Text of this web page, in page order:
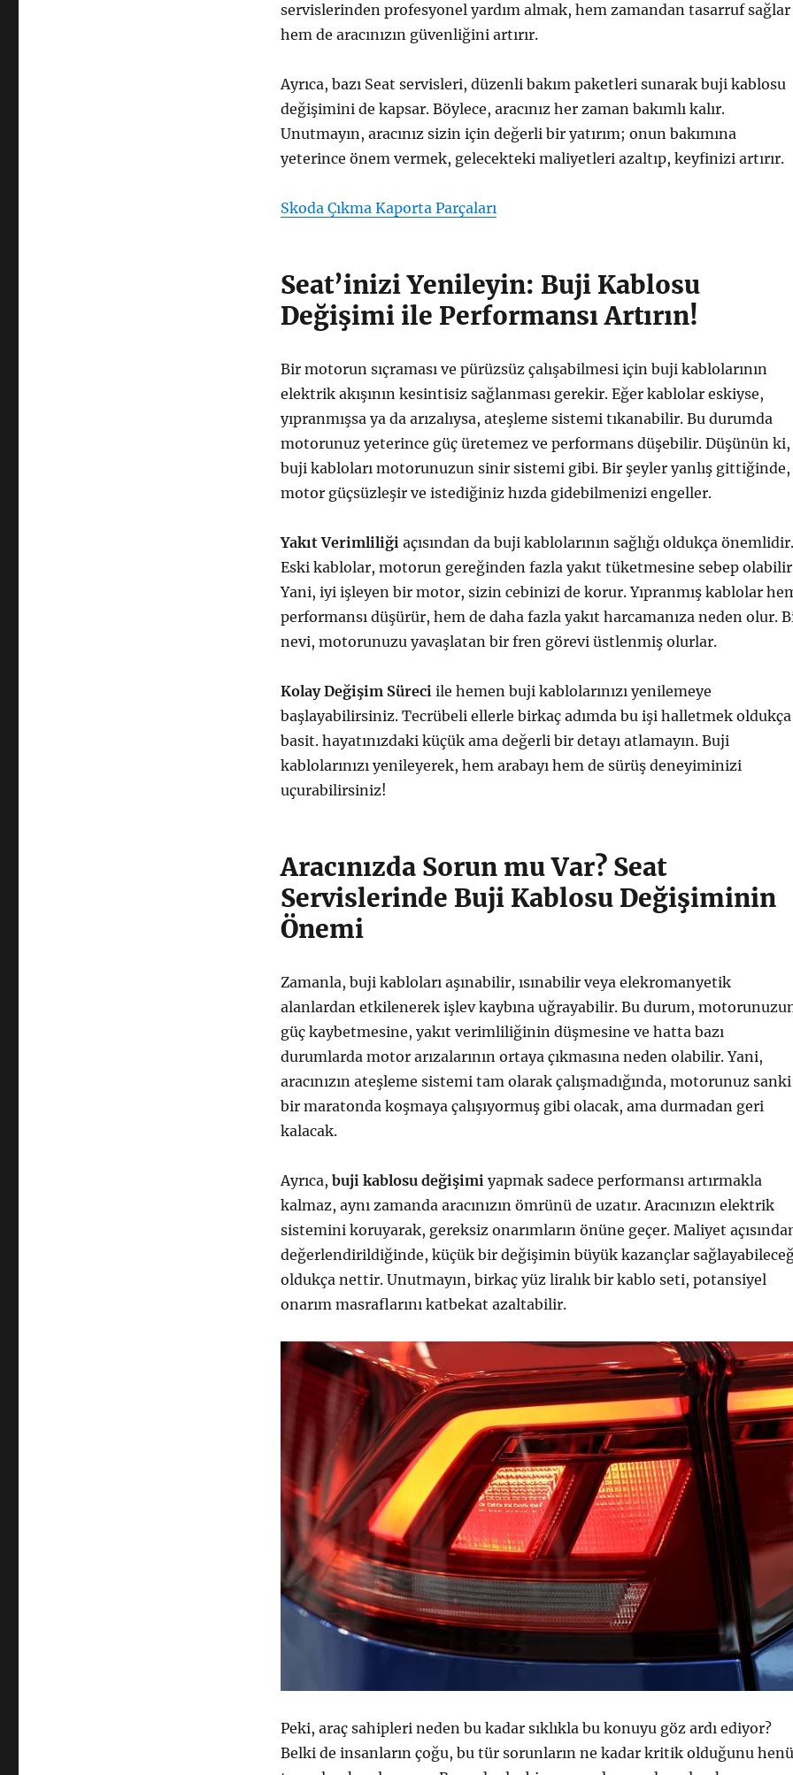
servislerinden profesyonel yardım almak, hem zamandan tasarruf sağlar
hem de aracınızın güvenliğini artırır.
Ayrıca, bazı Seat servisleri, düzenli bakım paketleri sunarak buji kablosu
değişimini de kapsar. Böylece, aracınız her zaman bakımlı kalır.
Unutmayın, aracınız sizin için değerli bir yatırım; onun bakımına
yeterince önem vermek, gelecekteki maliyetleri azaltıp, keyfinizi artırır.
Skoda Çıkma Kaporta Parçaları
Seat’inizi Yenileyin: Buji Kablosu
Değişimi ile Performansı Artırın!
Bir motorun sıçraması ve pürüzsüz çalışabilmesi için buji kablolarının
elektrik akışının kesintisiz sağlanması gerekir. Eğer kablolar eskiyse,
yıpranmışsa ya da arızalıysa, ateşleme sistemi tıkanabilir. Bu durumda
motorunuz yeterince güç üretemez ve performans düşebilir. Düşünün ki,
buji kabloları motorunuzun sinir sistemi gibi. Bir şeyler yanlış gittiğinde,
motor güçsüzleşir ve istediğiniz hızda gidebilmenizi engeller.
Yakıt Verimliliğiaçısından da buji kablolarının sağlığı oldukça önemlidir.
Eski kablolar, motorun gereğinden fazla yakıt tüketmesine sebep
Yani, iyi işleyen bir motor, sizin cebinizi de korur. Yıpranmış kablolar
performansı düşürür, hem de daha fazla yakıt harcamanıza neden olur.
nevi, motorunuzu yavaşlatan bir fren görevi üstlenmiş olurlar.
Kolay Değişim Süreciile hemen buji kablolarınızı yenilemeye
başlayabilirsiniz. Tecrübeli ellerle birkaç adımda bu işi halletmek oldukça
basit. hayatınızdaki küçük ama değerli bir detayı atlamayın. Buji
kablolarınızı yenileyerek, hem arabayı hem de sürüş deneyiminizi
uçurabilirsiniz!
Aracınızda Sorun mu Var? Seat
Servislerinde Buji Kablosu Değişiminin
Önemi
Zamanla, buji kabloları aşınabilir, ısınabilir veya elekromanyetik
alanlardan etkilenerek işlev kaybına uğrayabilir. Bu durum,
güç kaybetmesine, yakıt verimliliğinin düşmesine ve hatta bazı
durumlarda motor arızalarının ortaya çıkmasına neden olabilir. Yani,
aracınızın ateşleme sistemi tam olarak çalışmadığında, motorunuz sanki
bir maratonda koşmaya çalışıyormuş gibi olacak, ama durmadan geri
kalacak.
Ayrıca, buji kablosu değişimiyapmak sadece performansı artırmakla
kalmaz, aynı zamanda aracınızın ömrünü de uzatır. Aracınızın elektrik
sistemini koruyarak, gereksiz onarımların önüne geçer. Maliyet
değerlendirildiğinde, küçük bir değişimin büyük kazançlar
oldukça nettir. Unutmayın, birkaç yüz liralık bir kablo seti, potansiyel
onarım masraflarını katbekat azaltabilir.
Peki, araç sahipleri neden bu kadar sıklıkla bu konuyu göz ardı ediyor?
Belki de insanların çoğu, bu tür sorunların ne kadar kritik olduğunu